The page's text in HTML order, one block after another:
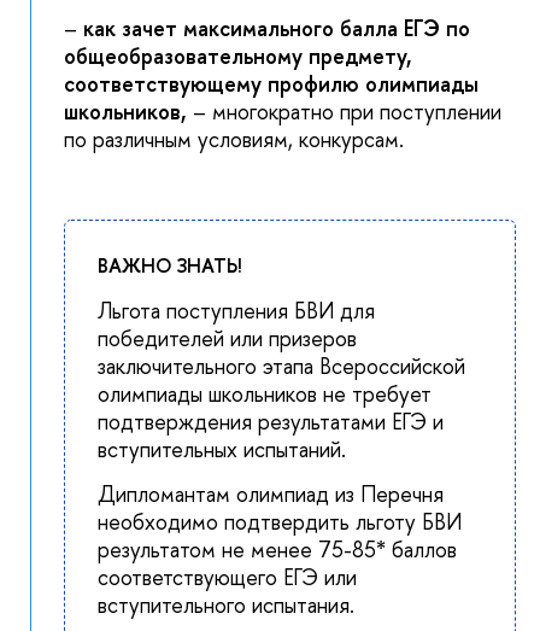
– как зачет максимального балла ЕГЭ по
общеобразовательному предмету,
соответствующему профилю олимпиады
школьников, – многократно при поступлении
по различным условиям, конкурсам.
ВАЖНО ЗНАТЬ!
Льгота поступления БВИ для
победителей или призеров
заключительного этапа Всероссийской
олимпиады школьников не требует
подтверждения результатами ЕГЭ и
вступительных испытаний.
Дипломантам олимпиад из Перечня
необходимо подтвердить льготу БВИ
результатом не менее 75-85* баллов
соответствующего ЕГЭ или
вступительного испытания.